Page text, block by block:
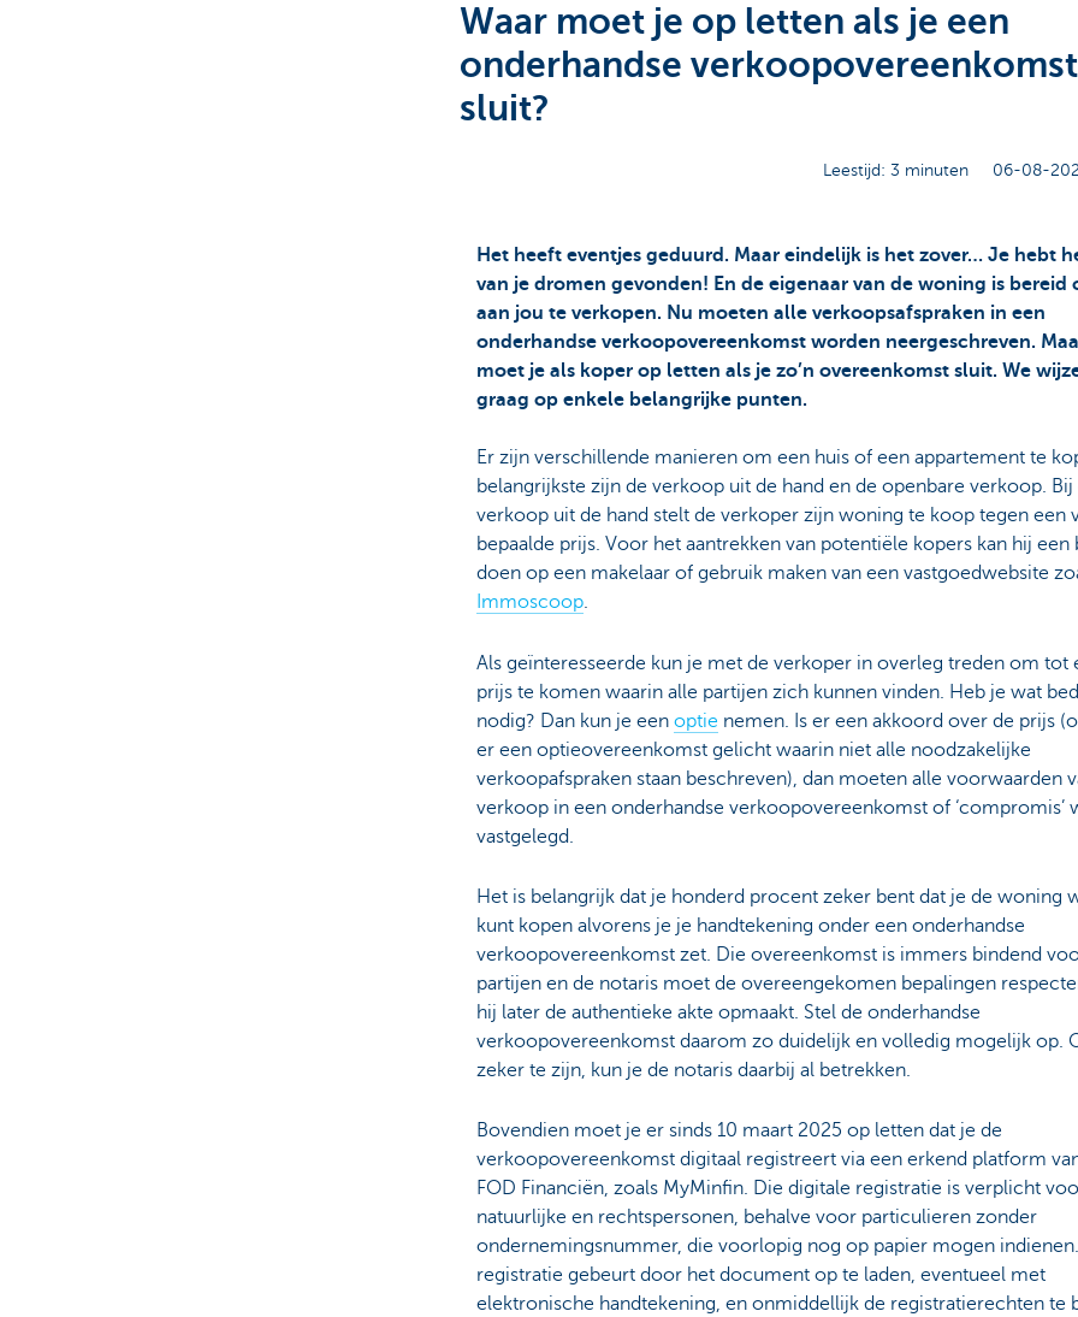
Waar moet je op letten als je een
onderhandse verkoopovereenkomst
sluit?
Leestijd: 3 minuten 06-08-
Het heeft eventjes geduurd. Maar eindelijk is het zover… Je hebt
van je dromen gevonden! En de eigenaar van de woning is bereid
aan jou te verkopen. Nu moeten alle verkoopsafspraken in een
onderhandse verkoopovereenkomst worden neergeschreven.
moet je als koper op letten als je zo’n overeenkomst sluit. We
graag op enkele belangrijke punten.
Er zijn verschillende manieren om een huis of een appartement te
belangrijkste zijn de verkoop uit de hand en de openbare verkoop. Bij
verkoop uit de hand stelt de verkoper zijn woning te koop tegen een
bepaalde prijs. Voor het aantrekken van potentiële kopers kan hij een
doen op een makelaar of gebruik maken van een vastgoedwebsite
Immoscoop.
Als geïnteresseerde kun je met de verkoper in overleg treden om tot
prijs te komen waarin alle partijen zich kunnen vinden. Heb je wat
nodig? Dan kun je een optie nemen. Is er een akkoord over de prijs
er een optieovereenkomst gelicht waarin niet alle noodzakelijke
verkoopafspraken staan beschreven), dan moeten alle voorwaarden
verkoop in een onderhandse verkoopovereenkomst of ‘compromis’
vastgelegd.
Het is belangrijk dat je honderd procent zeker bent dat je de woning
kunt kopen alvorens je je handtekening onder een onderhandse
verkoopovereenkomst zet. Die overeenkomst is immers bindend
partijen en de notaris moet de overeengekomen bepalingen
hij later de authentieke akte opmaakt. Stel de onderhandse
verkoopovereenkomst daarom zo duidelijk en volledig mogelijk op.
zeker te zijn, kun je de notaris daarbij al betrekken.
Bovendien moet je er sinds 10 maart 2025 op letten dat je de
verkoopovereenkomst digitaal registreert via een erkend platform
FOD Financiën, zoals MyMinfin. Die digitale registratie is verplicht
natuurlijke en rechtspersonen, behalve voor particulieren zonder
ondernemingsnummer, die voorlopig nog op papier mogen
registratie gebeurt door het document op te laden, eventueel met
elektronische handtekening, en onmiddellijk de registratierechten te